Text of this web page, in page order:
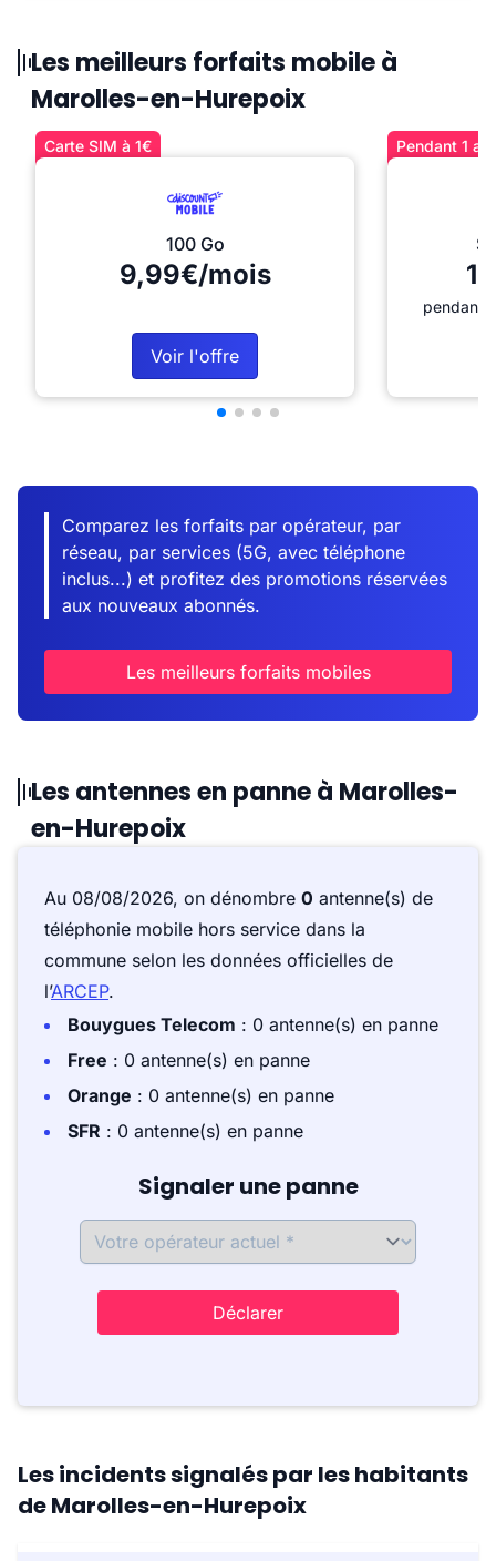
Les meilleurs forfaits mobile à
Marolles-en-Hurepoix
Carte SIM à 1€
100 Go
9,99€/mois
Voir l'offre
Pendant 1
pendant
Comparez les forfaits par opérateur, par
réseau, par services (5G, avec téléphone
inclus...) et profitez des promotions réservées
aux nouveaux abonnés.
Les meilleurs forfaits mobiles
Les antennes en panne à Marolles-
en-Hurepoix
Au 08/08/2026, on dénombre 0 antenne(s) de
téléphonie mobile hors service dans la
commune selon les données officielles de
l’ARCEP.
Bouygues Telecom : 0 antenne(s) en panne
Free : 0 antenne(s) en panne
Orange : 0 antenne(s) en panne
SFR : 0 antenne(s) en panne
Signaler une panne
Déclarer
Les incidents signalés par les habitants
de Marolles-en-Hurepoix